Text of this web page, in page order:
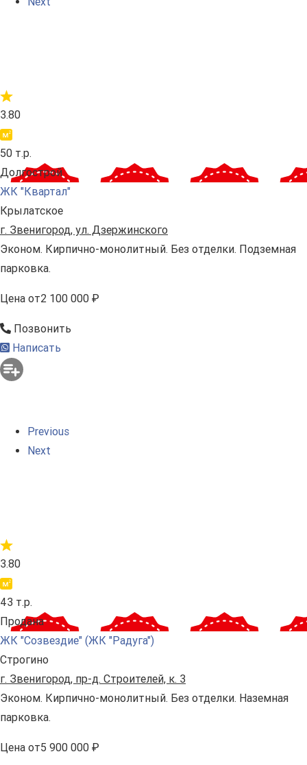
3.80
50 т.р.
Долгострой
ЖК "Квартал"
Крылатское
г. Звенигород, ул. Дзержинского
Эконом. Кирпично-монолитный. Без отделки. Подземная
парковка.
Цена от2 100 000 ₽
Позвонить
Написать
Previous
Next
3.80
43 т.р.
Продана
ЖК "Созвездие" (ЖК "Радуга")
Строгино
г. Звенигород, пр-д. Строителей, к. 3
Эконом. Кирпично-монолитный. Без отделки. Наземная
парковка.
Цена от5 900 000 ₽